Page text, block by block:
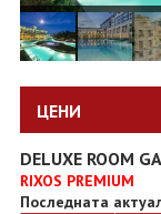
ЦЕНИ
DELUXE ROOM
RIXOS PREMIUM
Последната